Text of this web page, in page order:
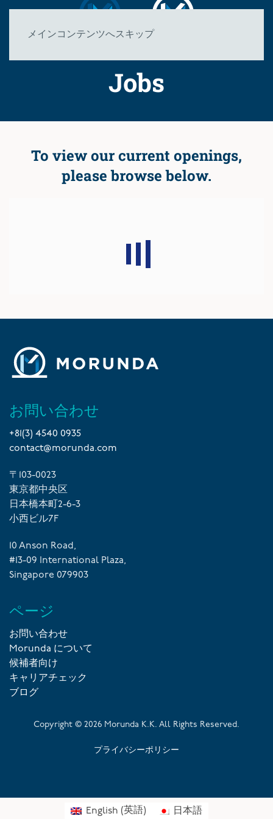
メインコンテンツへスキップ
Jobs
To view our current openings,
please browse below.
お問い合わせ
+81(3) 4540 0935
contact@morunda.com
〒103-0023
東京都中央区
日本橋本町2-6-3
小西ビル7F
10 Anson Road,
#13-09 International Plaza,
Singapore 079903
ページ
お問い合わせ
Morunda について
候補者向け
キャリアチェック
ブログ
Copyright © 2026 Morunda K.K. All Rights Reserved.
プライバシーポリシー
English (英語) 日本語